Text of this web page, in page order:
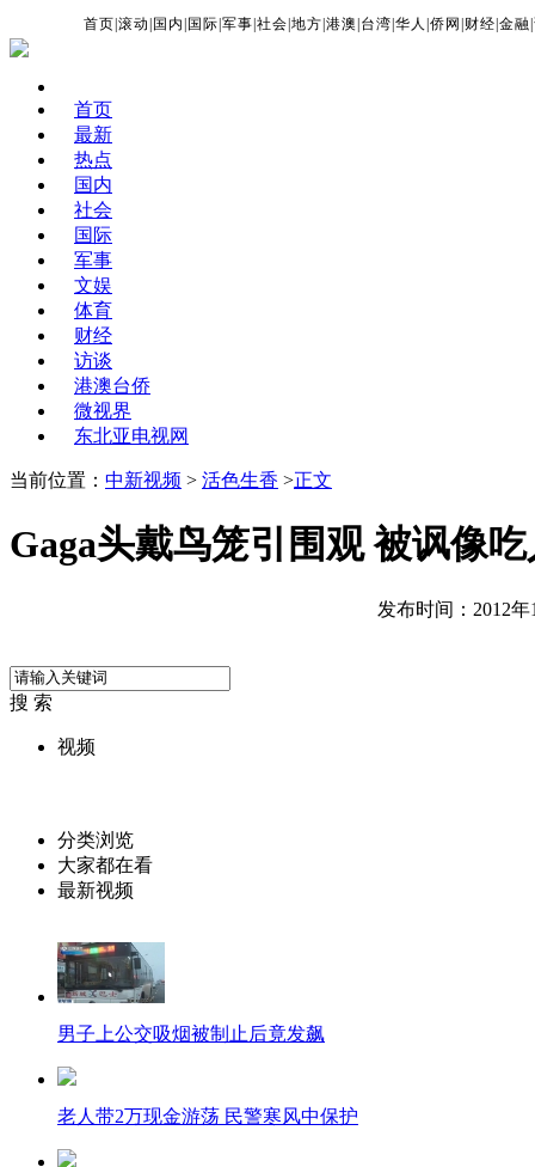
首页 |滚动 国内 国际 |军事 |社会 |地方 |港澳 台湾 |华人 |侨网 财经 |金融 |
首页
最新
热点
国内
社会
国际
军事
文娱
体育
财经
访谈
港澳台侨
微视界
东北亚电视网
当前位置： 中新视频 > 活色生香 >正文
Gaga头戴鸟笼引围观 被讽像
发布时间：2012年
搜 索
视频
分类浏览
大家都在看
最新视频
男子上公交吸烟被制止后竟发飙
老人带2万现金游荡 民警寒风中保护